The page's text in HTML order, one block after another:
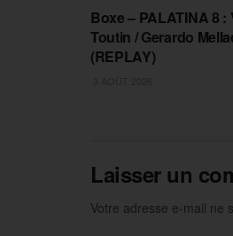
Boxe – PALATINA 8 :
Toutin / Gerardo
(REPLAY)
Laisser un
Votre adresse e-mail ne